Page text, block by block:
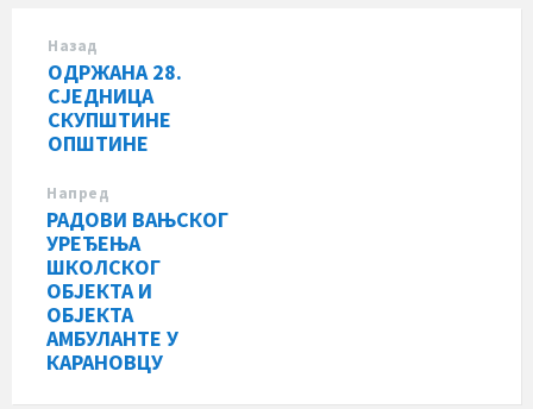
Назад
ОДРЖАНА 28.
СЈЕДНИЦА
СКУПШТИНЕ
ОПШТИНЕ
Напред
РАДОВИ ВАЊСКОГ
УРЕЂЕЊА
ШКОЛСКОГ
ОБЈЕКТА И
ОБЈЕКТА
АМБУЛАНТЕ У
КАРАНОВЦУ